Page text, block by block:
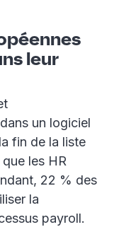
leur
un logiciel
fin de la liste
les HR
22 % des
la
payroll.